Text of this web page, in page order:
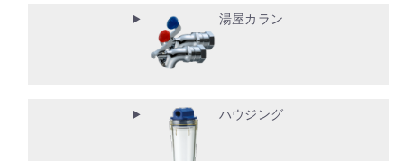
湯屋カラン
ハウジング